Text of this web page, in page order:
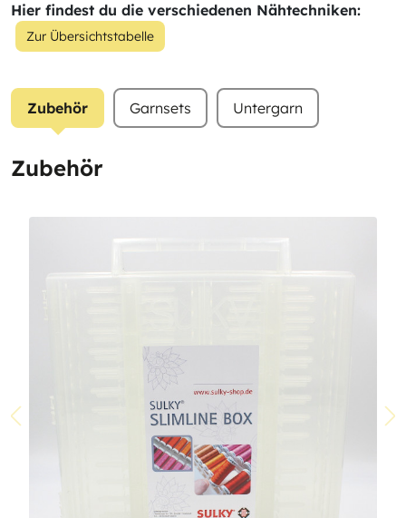
Hier findest du die verschiedenen Nähtechniken:
Zur Übersichtstabelle
Zubehör Garnsets Untergarn
Zubehör